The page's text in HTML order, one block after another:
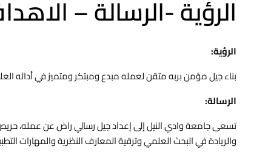
الرؤية -الرسالة –
الرؤية:
بناء جيل مؤمن بربه متقن لعمله مبدع ومبتكر ومتميز في أدائه
الرسالة:
تسعى جامعة وادي النيل إلى إعداد جيل رسالي راض عن عمله،
والريادة في البحث العلمي وترقية المعارف النظرية والمهارات